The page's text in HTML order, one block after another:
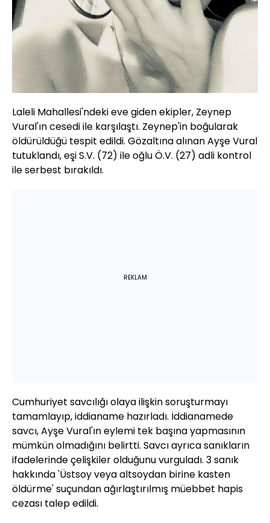
Laleli Mahallesi'ndeki eve giden ekipler, Zeynep
Vural'ın cesedi ile karşılaştı. Zeynep'in boğularak
öldürüldüğü tespit edildi. Gözaltına alınan Ayşe Vural
tutuklandı, eşi S.V. (72) ile oğlu Ö.V. (27) adli kontrol
ile serbest bırakıldı.
REKLAM
Cumhuriyet savcılığı olaya ilişkin soruşturmayı
tamamlayıp, iddianame hazırladı. İddianamede
savcı, Ayşe Vural'ın eylemi tek başına yapmasının
mümkün olmadığını belirtti. Savcı ayrıca sanıkların
ifadelerinde çelişkiler olduğunu vurguladı. 3 sanık
hakkında 'Üstsoy veya altsoydan birine kasten
öldürme' suçundan ağırlaştırılmış müebbet hapis
cezası talep edildi.